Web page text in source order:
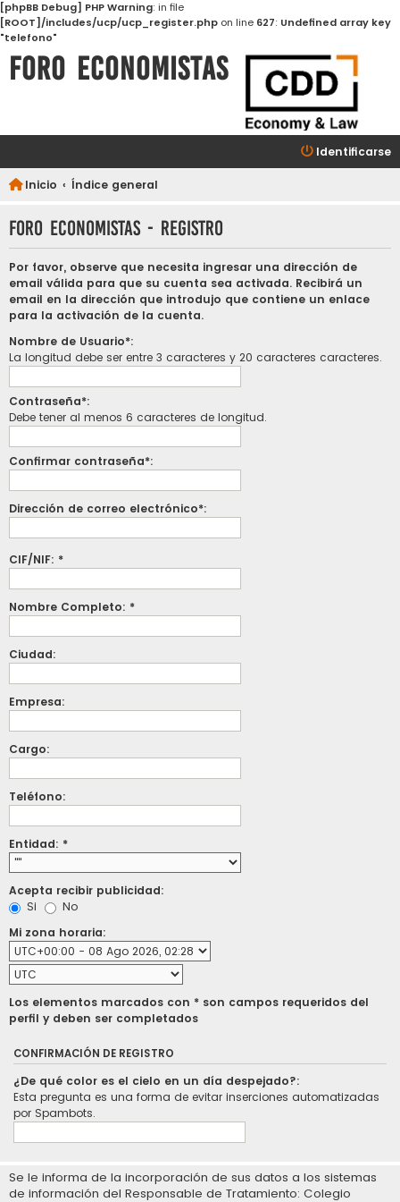
[phpBB Debug] PHP Warning: in file
[ROOT]/includes/ucp/ucp_register.php on line 627: Undefined array key
"telefono"
FORO ECONOMISTAS
Identificarse
Inicio Índice general
FORO ECONOMISTAS - Registro
Por favor, observe que necesita ingresar una dirección de
email válida para que su cuenta sea activada. Recibirá un
email en la dirección que introdujo que contiene un enlace
para la activación de la cuenta.
Nombre de Usuario*:
La longitud debe ser entre 3 caracteres y 20 caracteres caracteres.
Contraseña*:
Debe tener al menos 6 caracteres de longitud.
Confirmar contraseña*:
Dirección de correo electrónico*:
CIF/NIF: *
Nombre Completo: *
Ciudad:
Empresa:
Cargo:
Teléfono:
Entidad: *
Acepta recibir publicidad:
Si
No
Mi zona horaria:
Los elementos marcados con * son campos requeridos del
perfil y deben ser completados
CONFIRMACIÓN DE REGISTRO
¿De qué color es el cielo en un día despejado?:
Esta pregunta es una forma de evitar inserciones automatizadas
por Spambots.
Se le informa de la incorporación de sus datos a los sistemas
de información del Responsable de Tratamiento: Colegio